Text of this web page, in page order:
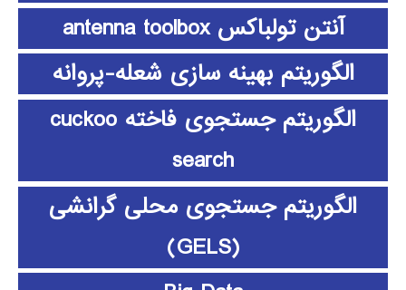
آنتن تولباکس antenna toolbox
الگوریتم بهینه سازی شعله-پروانه
الگوریتم جستجوی فاخته cuckoo
search
الگوریتم جستجوی محلی گرانشی
(GELS)